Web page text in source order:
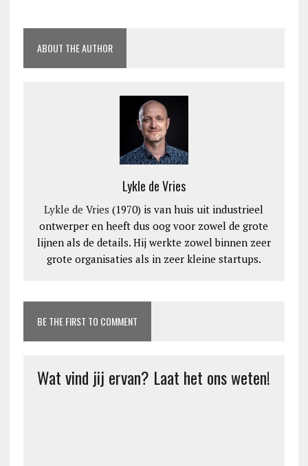
ABOUT THE AUTHOR
Lykle de Vries
Lykle de Vries (1970) is van huis uit industrieel
ontwerper en heeft dus oog voor zowel de grote
lijnen als de details. Hij werkte zowel binnen zeer
grote organisaties als in zeer kleine startups.
BE THE FIRST TO COMMENT
Wat vind jij ervan? Laat het ons weten!